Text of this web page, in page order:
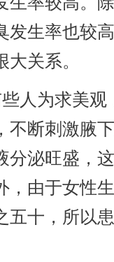
发生率也较
关系。
为求美观
不断刺激腋
分泌旺盛，
由于女性生
五十，所以